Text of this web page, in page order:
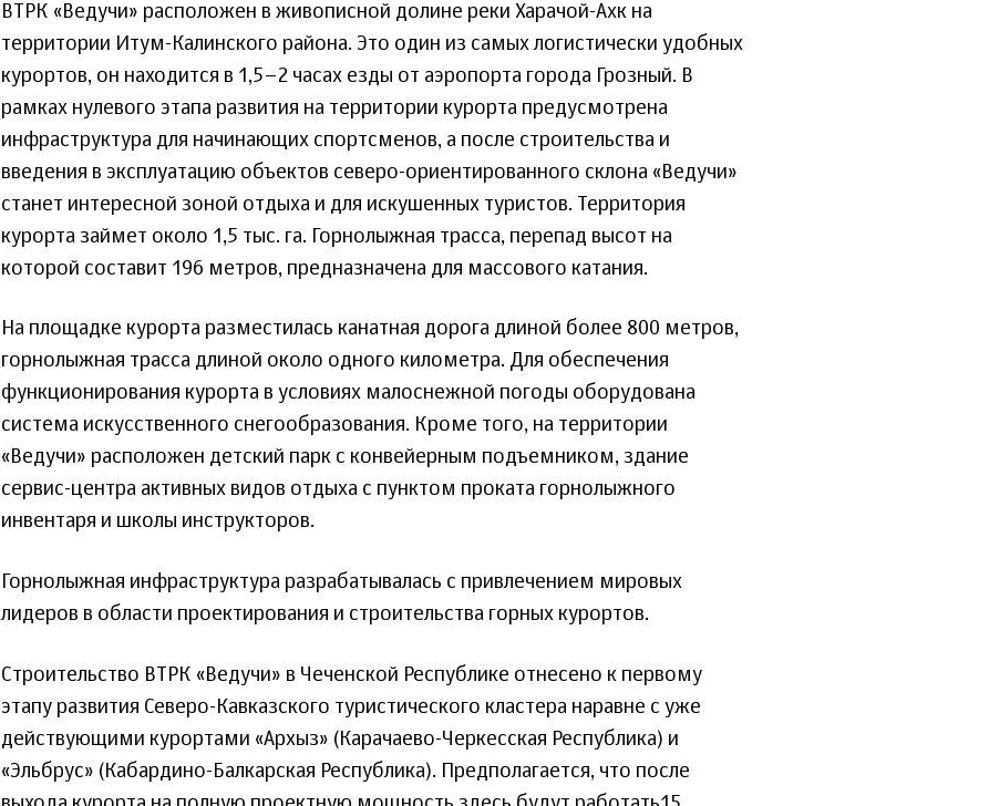
ВТРК «Ведучи» расположен в живописной долине реки Харачой-Ахк на
территории Итум-Калинского района. Это один из самых логистически удобных
курортов, он находится в 1,5–2 часах езды от аэропорта города Грозный. В
рамках нулевого этапа развития на территории курорта предусмотрена
инфраструктура для начинающих спортсменов, а после строительства и
введения в эксплуатацию объектов северо-ориентированного склона «Ведучи»
станет интересной зоной отдыха и для искушенных туристов. Территория
курорта займет около 1,5 тыс. га. Горнолыжная трасса, перепад высот на
которой составит 196 метров, предназначена для массового катания.
На площадке курорта разместилась канатная дорога длиной более 800 метров,
горнолыжная трасса длиной около одного километра. Для обеспечения
функционирования курорта в условиях малоснежной погоды оборудована
система искусственного снегообразования. Кроме того, на территории
«Ведучи» расположен детский парк с конвейерным подъемником, здание
сервис-центра активных видов отдыха с пунктом проката горнолыжного
инвентаря и школы инструкторов.
Горнолыжная инфраструктура разрабатывалась с привлечением мировых
лидеров в области проектирования и строительства горных курортов.
Строительство ВТРК «Ведучи» в Чеченской Республике отнесено к первому
этапу развития Северо-Кавказского туристического кластера наравне с уже
действующими курортами «Архыз» (Карачаево-Черкесская Республика) и
«Эльбрус» (Кабардино-Балкарская Республика). Предполагается, что после